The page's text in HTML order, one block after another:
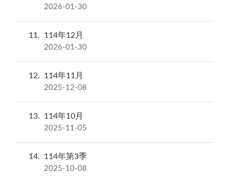
2026-01-30
11 114年12月
2026-01-30
12 114年11月
2025-12-08
13 114年10月
2025-11-05
14 114年第3季
2025-10-08